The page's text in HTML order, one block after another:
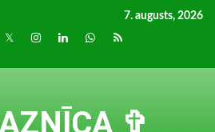
7. augusts, 2026
TwitterInstagram
LinkedInwhatsapp
RSS
✞